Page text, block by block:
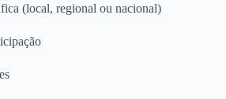
(local, regional ou nacional)